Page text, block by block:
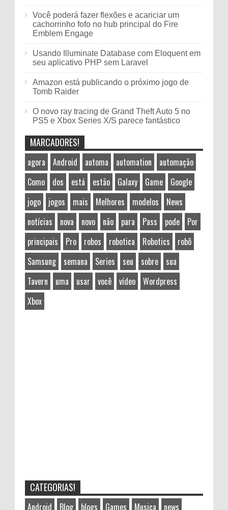
Você poderá fazer flexões e acariciar um
cachorrinho fofo no hub principal do Fire
Emblem Engage
Usando Illuminate Database com Eloquent em
seu aplicativo PHP sem Laravel
Amazon está publicando o próximo jogo de
Tomb Raider
O novo ray tracing de Grand Theft Auto 5 no
PS5 e Xbox Series X/S parece fantástico
MARCADORES!
agora Android automa automation
automação
Como
dos está estão Galaxy Game
Google
jogo
jogos mais Melhores modelos
News
notícias
nova novo não para Pass pode
Por
principais
Pro robos robotica Robotics
robô
Samsung
semana Series seu sobre
sua
Tavern
uma usar você vídeo
Wordpress
Xbox
CATEGORIAS!
Android Blog blogs Games Musica news